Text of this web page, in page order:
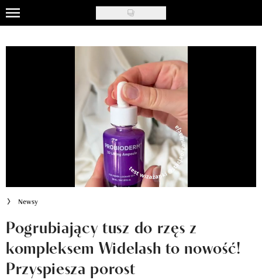
Skip
to
main
Newsy
Newsletter
Newsy
Pogrubiający tusz do rzęs z
kompleksem Widelash to nowość!
Przyspiesza porost